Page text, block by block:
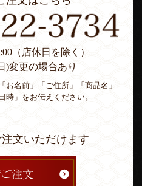
（店休日を除く）
)変更の場合あり
お名前」「ご住所」「商品名」
時」をお伝えください。
文いただけます